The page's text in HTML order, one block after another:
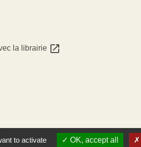
la librairie open_in_new
to activate OK, accept all